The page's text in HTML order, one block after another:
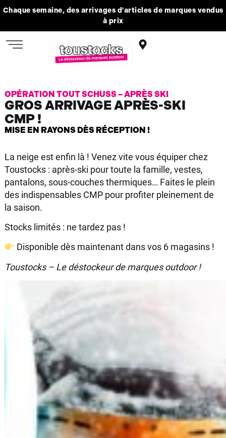
Chaque semaine, des arrivages d'articles de marques vendus
à prix
OPÉRATION TOUT SCHUSS – APRÈS SKI
GROS ARRIVAGE APRÈS-SKI
CMP !
MISE EN RAYONS DÈS RÉCEPTION !
La neige est enfin là ! Venez vite vous équiper chez
Toustocks : après-ski pour toute la famille, vestes,
pantalons, sous-couches thermiques… Faites le plein
des indispensables CMP pour profiter pleinement de
la saison.
Stocks limités : ne tardez pas !
Disponible dès maintenant dans vos 6 magasins !
Toustocks – Le déstockeur de marques outdoor !